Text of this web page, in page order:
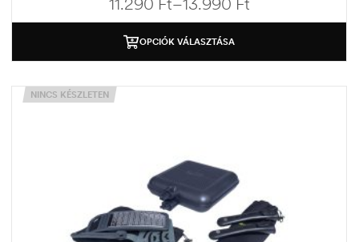
OPCIÓK VÁLASZTÁSA
NINCS KÉSZLETEN